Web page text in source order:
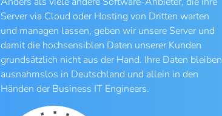
Server via Cloud oder Hosting von Dritten warten
und managen lassen, geben wir unsere Server und
damit die hochsensiblen Daten unserer Kunden
grundsätzlich nicht aus der Hand. Ihre Daten bleiben
ausnahmslos in Deutschland und allein in den
Händen der Business IT Engineers.